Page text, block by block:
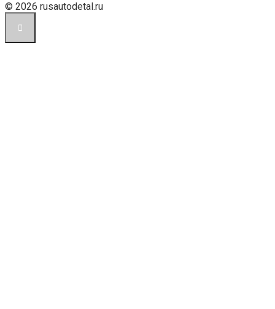
© 2026 rusautodetal.ru